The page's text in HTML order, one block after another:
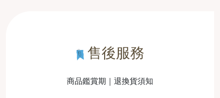
售後服務
商品鑑賞期｜退換貨須知